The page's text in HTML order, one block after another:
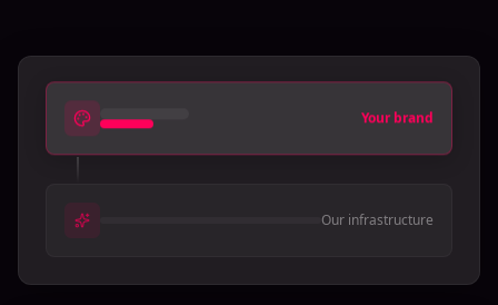
Your brand
Our infrastructure